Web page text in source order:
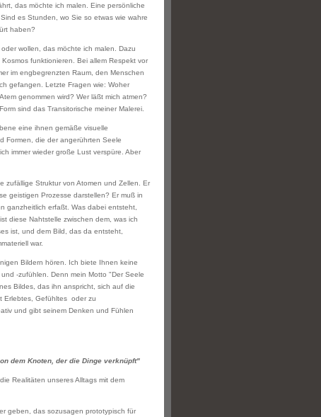
das möchte ich malen. Eine persönliche
es Stunden, wo Sie so etwas wie wahre
haben?
wollen, das möchte ich malen. Dazu
funktionieren. Bei allem Respekt vor
im engbegrenzten Raum, den Menschen
gefangen. Letzte Fragen wie: Woher
genommen wird? Wer läßt mich atmen?
sind das Transitorische meiner Malerei.
eine ihnen gemäße visuelle
Formen, die der angerührten Seele
immer wieder große Lust verspüre. Aber
zufällige Struktur von Atomen und Zellen. Er
geistigen Prozesse darstellen? Er muß in
ganzheitlich erfaßt. Was dabei entsteht,
diese Nahtstelle zwischen dem, was ich
ist, und dem Bild, das da entsteht,
war.
Bildern hören. Ich biete Ihnen keine
-zufühlen. Denn mein Motto "Der Seele
Bildes, das ihn anspricht, sich auf die
Erlebtes, Gefühltes oder zu
und gibt seinem Denken und Fühlen
dem Knoten, der die Dinge verknüpft"
Realitäten unseres Alltags mit dem
geben, das sozusagen prototypisch für